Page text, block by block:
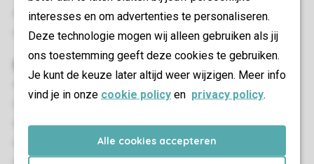
interesses en om advertenties te personaliseren.
Deze technologie mogen wij alleen gebruiken als jij
ons toestemming geeft deze cookies te gebruiken.
Je kunt de keuze later altijd weer wijzigen. Meer info
vind je in onze cookie policy en privacy policy.
Alle cookies accepteren
Geschikt voor 6 personen
Rookvrij
Slaapkamers beneden: 3
Slaapkamer beneden
Aantal tweepersoonsbedden: 1